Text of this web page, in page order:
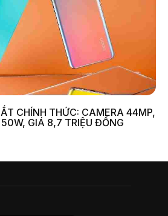
CHÍNH THỨC: CAMERA 44MP,
GIÁ 8,7 TRIỆU ĐỒNG